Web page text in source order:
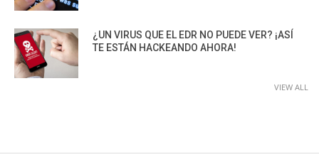
¿UN VIRUS QUE EL EDR NO PUEDE VER? ¡ASÍ
TE ESTÁN HACKEANDO AHORA!
VIEW ALL